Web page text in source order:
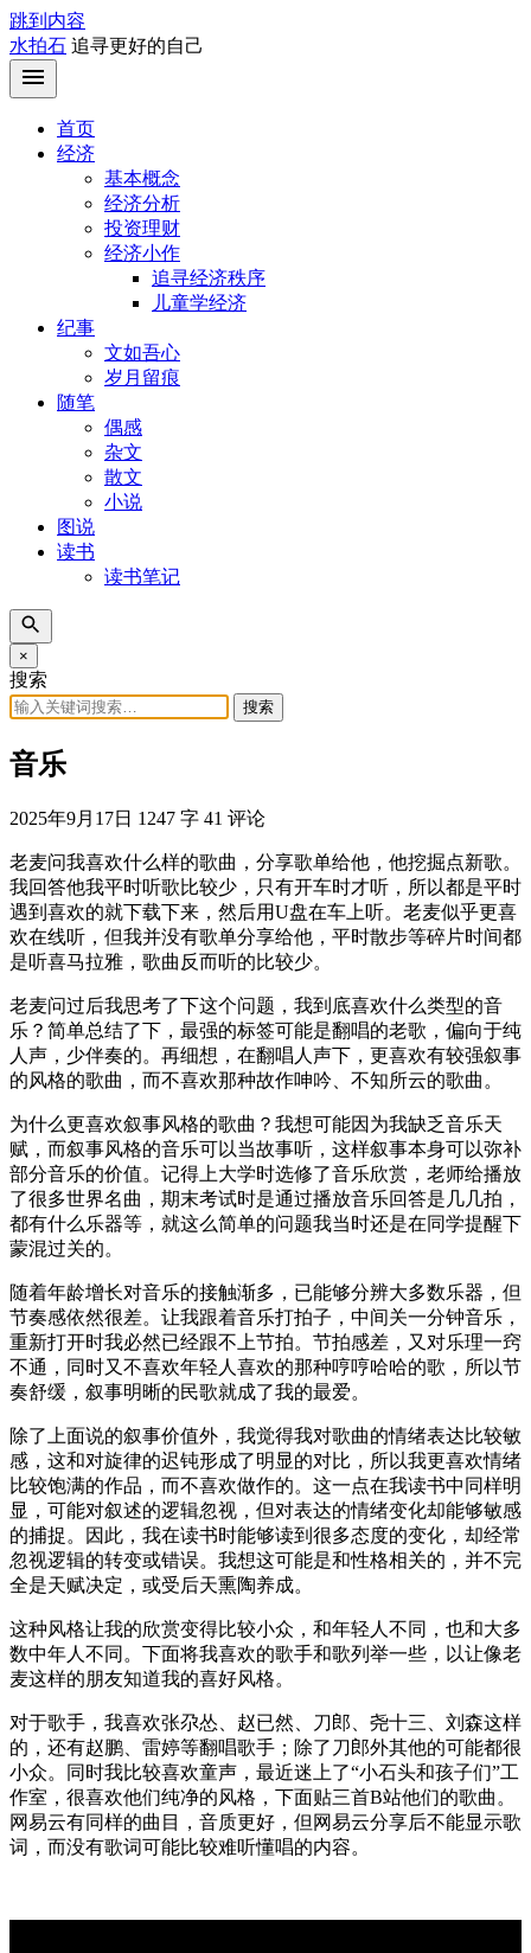
跳到内容
水拍石 追寻更好的自己
首页
经济
基本概念
经济分析
投资理财
经济小作
追寻经济秩序
儿童学经济
纪事
文如吾心
岁月留痕
随笔
偶感
杂文
散文
小说
图说
读书
读书笔记
×
搜索
搜索
音乐
2025年9月17日 1247 字 41 评论
老麦问我喜欢什么样的歌曲，分享歌单给他，他挖掘点新歌。
我回答他我平时听歌比较少，只有开车时才听，所以都是平时
遇到喜欢的就下载下来，然后用U盘在车上听。老麦似乎更喜
欢在线听，但我并没有歌单分享给他，平时散步等碎片时间都
是听喜马拉雅，歌曲反而听的比较少。
老麦问过后我思考了下这个问题，我到底喜欢什么类型的音
乐？简单总结了下，最强的标签可能是翻唱的老歌，偏向于纯
人声，少伴奏的。再细想，在翻唱人声下，更喜欢有较强叙事
的风格的歌曲，而不喜欢那种故作呻吟、不知所云的歌曲。
为什么更喜欢叙事风格的歌曲？我想可能因为我缺乏音乐天
赋，而叙事风格的音乐可以当故事听，这样叙事本身可以弥补
部分音乐的价值。记得上大学时选修了音乐欣赏，老师给播放
了很多世界名曲，期末考试时是通过播放音乐回答是几几拍，
都有什么乐器等，就这么简单的问题我当时还是在同学提醒下
蒙混过关的。
随着年龄增长对音乐的接触渐多，已能够分辨大多数乐器，但
节奏感依然很差。让我跟着音乐打拍子，中间关一分钟音乐，
重新打开时我必然已经跟不上节拍。节拍感差，又对乐理一窍
不通，同时又不喜欢年轻人喜欢的那种哼哼哈哈的歌，所以节
奏舒缓，叙事明晰的民歌就成了我的最爱。
除了上面说的叙事价值外，我觉得我对歌曲的情绪表达比较敏
感，这和对旋律的迟钝形成了明显的对比，所以我更喜欢情绪
比较饱满的作品，而不喜欢做作的。这一点在我读书中同样明
显，可能对叙述的逻辑忽视，但对表达的情绪变化却能够敏感
的捕捉。因此，我在读书时能够读到很多态度的变化，却经常
忽视逻辑的转变或错误。我想这可能是和性格相关的，并不完
全是天赋决定，或受后天熏陶养成。
这种风格让我的欣赏变得比较小众，和年轻人不同，也和大多
数中年人不同。下面将我喜欢的歌手和歌列举一些，以让像老
麦这样的朋友知道我的喜好风格。
对于歌手，我喜欢张尕怂、赵已然、刀郎、尧十三、刘森这样
的，还有赵鹏、雷婷等翻唱歌手；除了刀郎外其他的可能都很
小众。同时我比较喜欢童声，最近迷上了“小石头和孩子们”工
作室，很喜欢他们纯净的风格，下面贴三首B站他们的歌曲。
网易云有同样的曲目，音质更好，但网易云分享后不能显示歌
词，而没有歌词可能比较难听懂唱的内容。